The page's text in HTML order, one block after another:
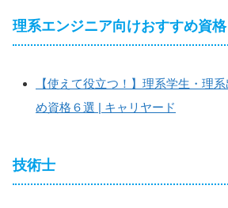
理系エンジニア向けおすすめ資格
【使えて役立つ！】理系学生・理
め資格６選 | キャリヤード
技術士